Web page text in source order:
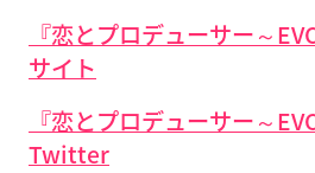
『恋とプロデューサー～
サイト
『恋とプロデューサー～
Twitter